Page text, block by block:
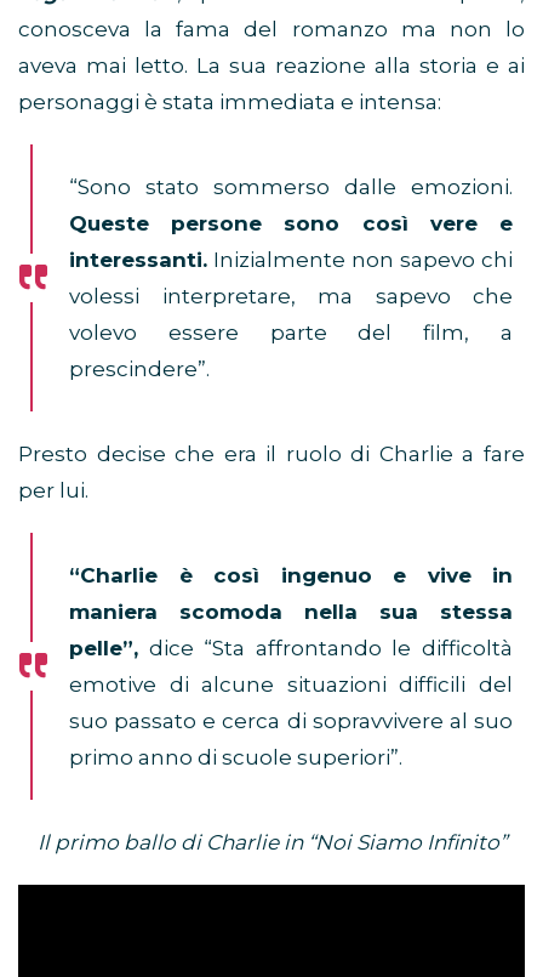
conosceva la fama del romanzo ma non lo
aveva mai letto. La sua reazione alla storia e ai
personaggi è stata immediata e intensa:
“Sono stato sommerso dalle emozioni.
Queste persone sono così vere e
interessanti. Inizialmente non sapevo chi
volessi interpretare, ma sapevo che
volevo essere parte del film, a
prescindere”.
Presto decise che era il ruolo di Charlie a fare
per lui.
“Charlie è così ingenuo e vive in
maniera scomoda nella sua stessa
pelle”, dice “Sta affrontando le difficoltà
emotive di alcune situazioni difficili del
suo passato e cerca di sopravvivere al suo
primo anno di scuole superiori”.
Il primo ballo di Charlie in “Noi Siamo Infinito”